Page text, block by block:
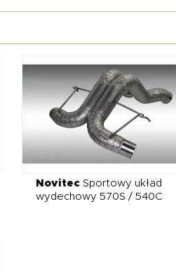
stali
w zależności od trybu
podnosi walory estetyczne i
wybór dla kierowców,
NovitecSportowy układ
wydechowy 570S / 540C